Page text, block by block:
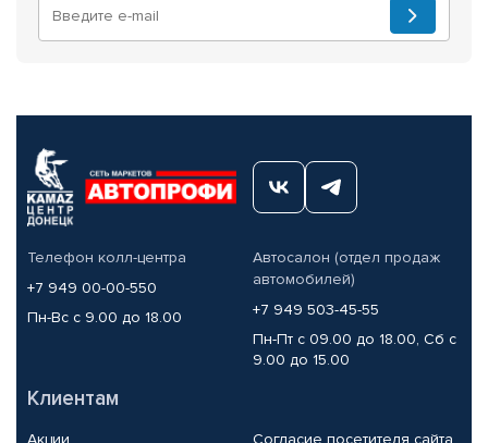
Телефон колл-центра
+7 949 00-00-550
Пн-Вс с 9.00 до 18.00
Автосалон (отдел продаж
автомобилей)
+7 949 503-45-55
Пн-Пт с 09.00 до 18.00, Сб с
9.00 до 15.00
Клиентам
Акции Согласие посетителя сайта